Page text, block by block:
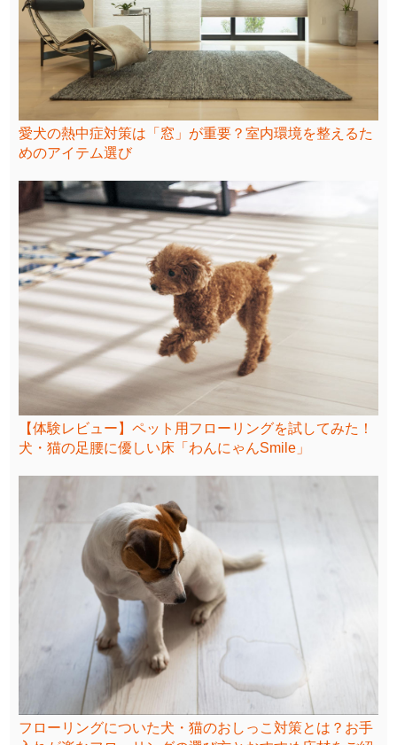
愛犬の熱中症対策は「窓」が重要？室内環境を整えるた
めのアイテム選び
【体験レビュー】ペット用フローリングを試してみた！
犬・猫の足腰に優しい床「わんにゃんSmile」
フローリングについた犬・猫のおしっこ対策とは？お手